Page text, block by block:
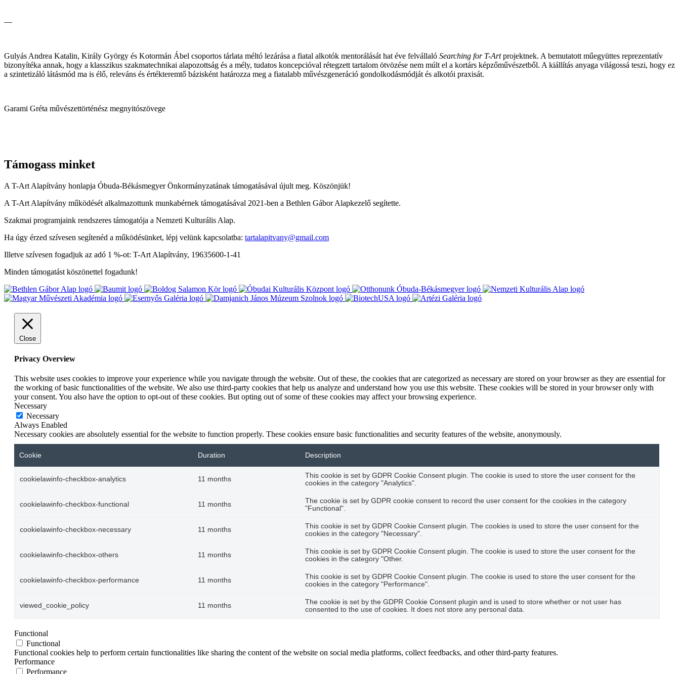
—
Gulyás Andrea Katalin, Király György és Kotormán Ábel csoportos tárlata méltó lezárása a fiatal alkotók mentorálását hat éve felvállaló Searching for T-Artprojektnek. A bemutatott műegyüttes reprezentatív
bizonyítéka annak, hogy a klasszikus szakmatechnikai alapozottság és a mély, tudatos koncepcióval rétegzett tartalom ötvözése nem múlt el a kortárs képzőművészetből. A kiállítás anyaga világossá teszi, hogy ez
a szintetizáló látásmód ma is élő, releváns és értékteremtő bázisként határozza meg a fiatalabb művészgeneráció gondolkodásmódját és alkotói praxisát.
Garami Gréta művészettörténész megnyitószövege
Támogass minket
A T-Art Alapítvány honlapja Óbuda-Békásmegyer Önkormányzatának támogatásával újult meg. Köszönjük!
A T-Art Alapítvány működését alkalmazottunk munkabérnek támogatásával 2021-ben a Bethlen Gábor Alapkezelő segítette.
Szakmai programjaink rendszeres támogatója a Nemzeti Kulturális Alap.
Ha úgy érzed szívesen segítenéd a működésünket, lépj velünk kapcsolatba: tartalapitvany@gmail.com
Illetve szívesen fogadjuk az adó 1 %-ot: T-Art Alapítvány, 19635600-1-41
Minden támogatást köszönettel fogadunk!
Close
Privacy Overview
This website uses cookies to improve your experience while you navigate through the website. Out of these, the cookies that are categorized as necessary are stored on your browser as they are essential for
the working of basic functionalities of the website. We also use third-party cookies that help us analyze and understand how you use this website. These cookies will be stored in your browser only with
your consent. You also have the option to opt-out of these cookies. But opting out of some of these cookies may affect your browsing experience.
Necessary
Necessary
Always Enabled
Necessary cookies are absolutely essential for the website to function properly. These cookies ensure basic functionalities and security features of the website, anonymously.
Cookie Duration Description
cookielawinfo-checkbox-analytics 11 months
This cookie is set by GDPR Cookie Consent plugin. The cookie is used to store the user consent for the
cookies in the category "Analytics".
cookielawinfo-checkbox-functional 11 months
The cookie is set by GDPR cookie consent to record the user consent for the cookies in the category
"Functional".
cookielawinfo-checkbox-necessary 11 months
This cookie is set by GDPR Cookie Consent plugin. The cookies is used to store the user consent for the
cookies in the category "Necessary".
cookielawinfo-checkbox-others 11 months
This cookie is set by GDPR Cookie Consent plugin. The cookie is used to store the user consent for the
cookies in the category "Other.
cookielawinfo-checkbox-performance 11 months
This cookie is set by GDPR Cookie Consent plugin. The cookie is used to store the user consent for the
cookies in the category "Performance".
viewed_cookie_policy 11 months
The cookie is set by the GDPR Cookie Consent plugin and is used to store whether or not user has
consented to the use of cookies. It does not store any personal data.
Functional
Functional
Functional cookies help to perform certain functionalities like sharing the content of the website on social media platforms, collect feedbacks, and other third-party features.
Performance
Performance